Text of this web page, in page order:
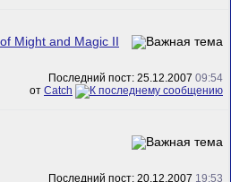
Might and Magic II
Последний пост: 25.12.2007 09:54
от Catch
Последний пост: 20.12.2007 19:53